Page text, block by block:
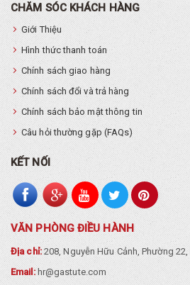
CHĂM SÓC KHÁCH HÀNG
Giới Thiệu
Hình thức thanh toán
Chính sách giao hàng
Chính sách đổi và trả hàng
Chính sách bảo mật thông tin
Câu hỏi thường gặp (FAQs)
KẾT NỐI
VĂN PHÒNG ĐIỀU HÀNH
Địa chỉ:208, Nguyễn Hữu Cảnh, Phường 22,
Email: hr@gastute.com